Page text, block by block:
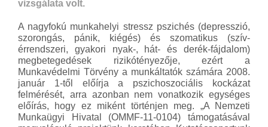
vizsgálata volt.
A nagyfokú munkahelyi stressz pszichés (depresszió,
szorongás, pánik, kiégés) és szomatikus (szív-
érrendszeri, gyakori nyak-, hát- és derék-fájdalom)
megbetegedések rizikótényezője, ezért a
Munkavédelmi Törvény a munkáltatók számára 2008.
január 1-től előírja a pszichoszociális kockázat
felmérését, arra azonban nem vonatkozik egységes
előírás, hogy ez miként történjen meg. „A Nemzeti
Munkaügyi Hivatal (OMMF-11-0104) támogatásával